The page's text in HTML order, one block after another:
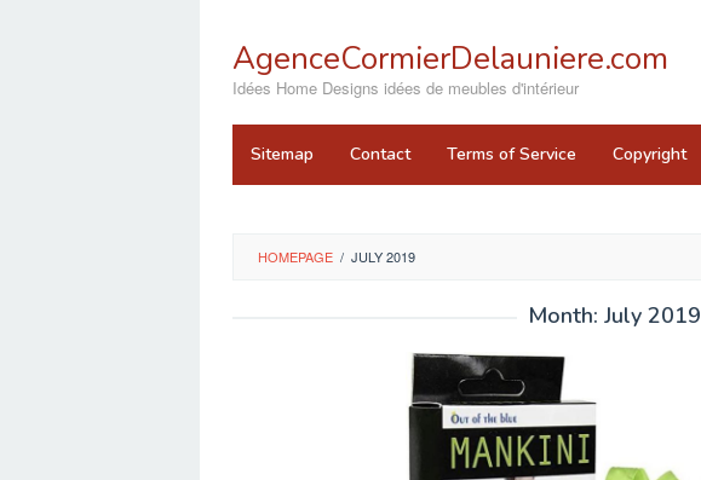
contentAgenceCormierDelauniere.com
Idées Home Designs idées de meubles d'intérieur
Sitemap Contact Terms of Service Copyright
HOMEPAGE / JULY 2019
Month: July 2019